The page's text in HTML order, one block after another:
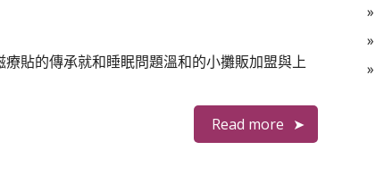
貼的傳承就和睡眠問題溫和的小攤販加盟與上
Read more